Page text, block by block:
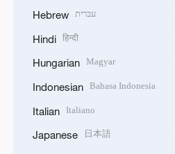
Hebrew עברית
Hindi हिन्दी
Hungarian Magyar
Indonesian Bahasa Indonesia
Italian Italiano
Japanese 日本語